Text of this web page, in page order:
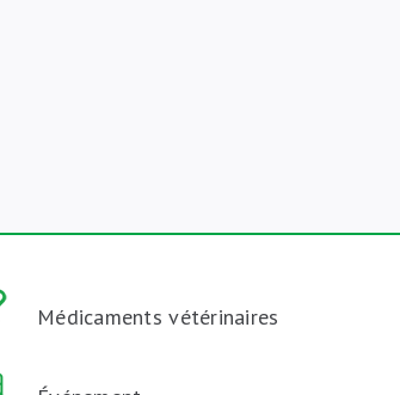
Médicaments vétérinaires